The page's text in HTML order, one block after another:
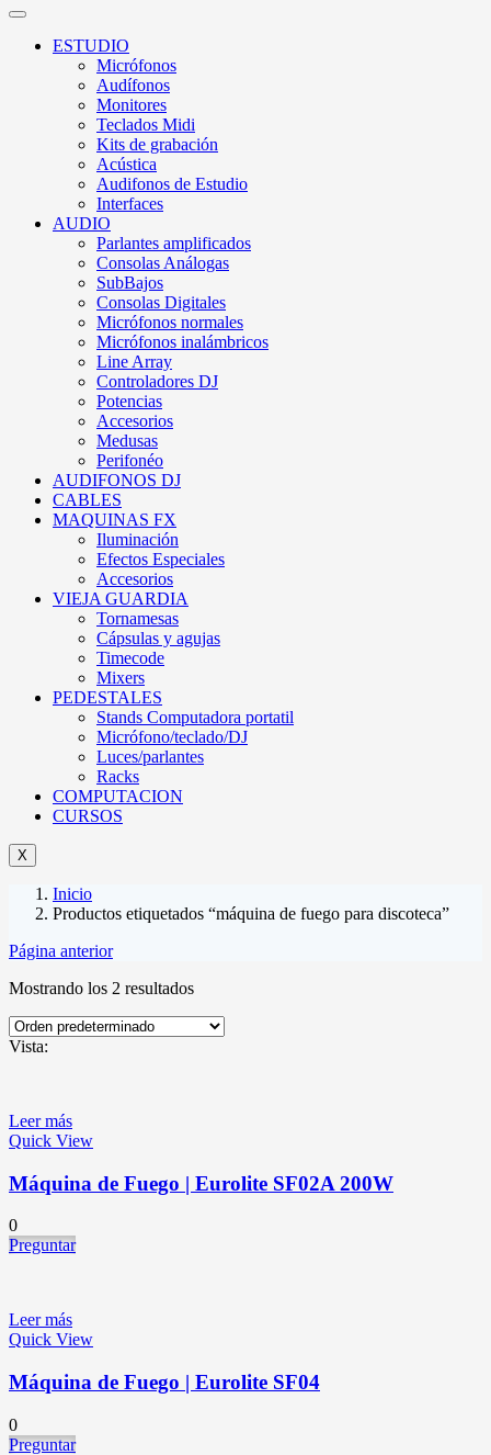
ESTUDIO
Micrófonos
Audífonos
Monitores
Teclados Midi
Kits de grabación
Acústica
Audifonos de Estudio
Interfaces
AUDIO
Parlantes amplificados
Consolas Análogas
SubBajos
Consolas Digitales
Micrófonos normales
Micrófonos inalámbricos
Line Array
Controladores DJ
Potencias
Accesorios
Medusas
Perifonéo
AUDIFONOS DJ
CABLES
MAQUINAS FX
Iluminación
Efectos Especiales
Accesorios
VIEJA GUARDIA
Tornamesas
Cápsulas y agujas
Timecode
Mixers
PEDESTALES
Stands Computadora portatil
Micrófono/teclado/DJ
Luces/parlantes
Racks
COMPUTACION
CURSOS
X
Inicio
Productos etiquetados “máquina de fuego para discoteca”
Página anterior
Mostrando los 2 resultados
Vista:
Leer más
Quick View
Máquina de Fuego | Eurolite SF02A 200W
0
Preguntar
Leer más
Quick View
Máquina de Fuego | Eurolite SF04
0
Preguntar